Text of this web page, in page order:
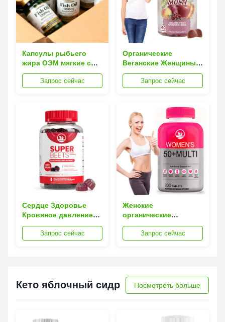
Капсулы рыбьего
жира ОЭМ мягкие с
360мг омеги 3 для
капсул рыбьего жира
Запрос сейчас
Органические
Веганские Женщины
Мультивитаминные
Питательные Жвачки
кожи
Запрос сейчас
Сердце Здоровье
Кровяное давление
Регулирует
кровообращение
Запрос сейчас
Женские
органические
таблетки с биотином
и антиоксидантами
Запрос сейчас
Кето яблочный сидр Посмотреть больше